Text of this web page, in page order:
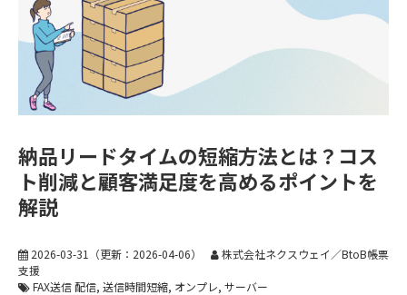
納品リードタイムの短縮方法とは？コス
ト削減と顧客満足度を高めるポイントを
解説
2026-03-31 （更新： 2026-04-06）
株式会社ネクスウェイ／BtoB帳票
支援
FAX送信 配信 送信時間短縮 オンプレ サーバー